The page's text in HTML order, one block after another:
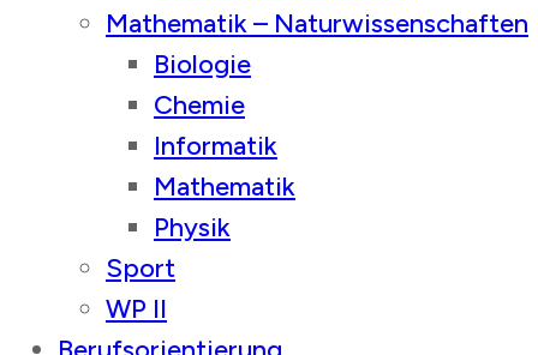
Mathematik – Naturwissenschaften
Biologie
Chemie
Informatik
Mathematik
Physik
Sport
WP II